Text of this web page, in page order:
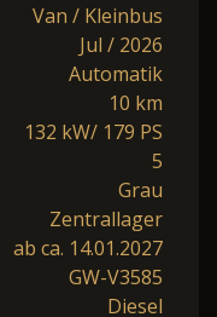
Van / Kleinbus
Jul / 2026
Automatik
10 km
132 kW/ 179 PS
5
Grau
Zentrallager
ab ca. 14.01.2027
GW-V3585
Diesel